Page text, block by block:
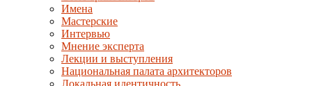
Имена
Мастерские
Интервью
Мнение эксперта
Лекции и выступления
Национальная палата архитекторов
Локальная идентичность